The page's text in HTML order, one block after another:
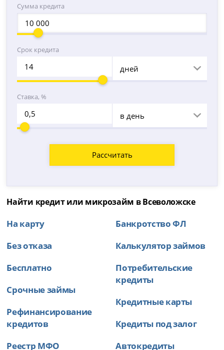
Сумма кредита
Срок кредита
дней
Ставка, %
в день
Рассчитать
Найти кредит или микрозайм в Всеволожске
На карту
Без отказа
Бесплатно
Срочные займы
Рефинансирование
кредитов
Реестр МФО
Банкротство ФЛ
Калькулятор займов
Потребительские
кредиты
Кредитные карты
Кредиты под залог
Автокредиты